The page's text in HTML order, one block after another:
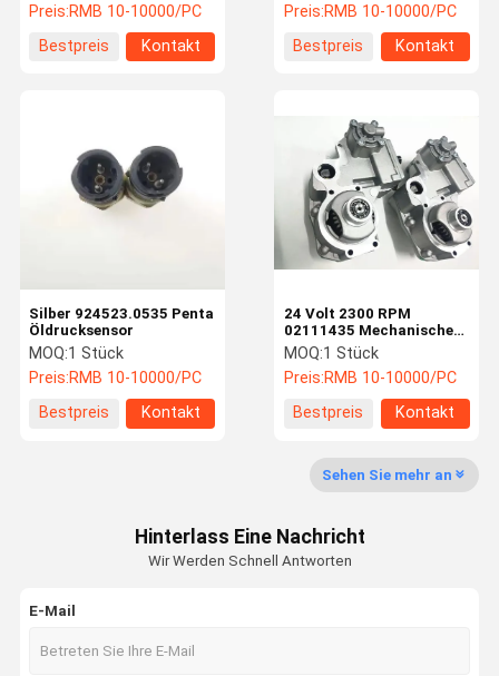
Werksbesich
Tigung
Qualitätskon
Trolle
Kontakt Mit
Neuigkeiten
Rechtssach
Fordern Sie
Kalmar Reach Stacker Teile
Preis:RMB 10-10000/PC
Bestpreis
Kontakt
Preis:RMB 10-10000/PC
Bestpreis
Kontakt
24 Volt 2300 RPM
02111435 Mechanischer
Geschwindigkeitsregler
MOQ:1 Stück
Preis:RMB 10-10000/PC
Bestpreis
Kontakt
Silber 924523.0535 Penta
Öldrucksensor
MOQ:1 Stück
Preis:RMB 10-10000/PC
Bestpreis
Kontakt
Sehen Sie mehr an
Hinterlass Eine Nachricht
Wir Werden Schnell Antworten
E-Mail